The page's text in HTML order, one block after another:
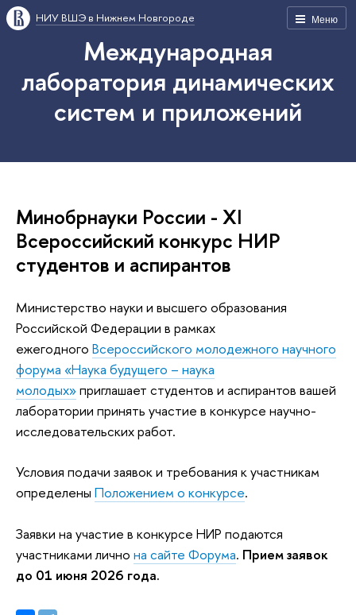
Меню
НИУ ВШЭ в Нижнем Новгороде
Международная
лаборатория динамических
систем и приложений
Минобрнауки России - XI
Всероссийский конкурс НИР
студентов и аспирантов
Министерство науки и высшего образования
Российской Федерации в рамках
ежегодного Всероссийского молодежного научного
форума «Наука будущего – наука
молодых»приглашает студентов и аспирантов вашей
лаборатории принять участие в конкурсе научно-
исследовательских работ.
Условия подачи заявок и требования к участникам
определены Положением о конкурсе.
Заявки на участие в конкурсе НИР подаются
участниками лично на сайте Форума. Прием заявок
до 01 июня 2026 года.